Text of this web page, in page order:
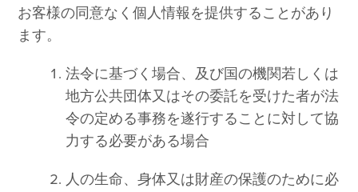
お客様の同意なく個人情報を提供することがあり
ます。
法令に基づく場合、及び国の機関若しくは
地方公共団体又はその委託を受けた者が法
令の定める事務を遂行することに対して協
力する必要がある場合
人の生命、身体又は財産の保護のために必